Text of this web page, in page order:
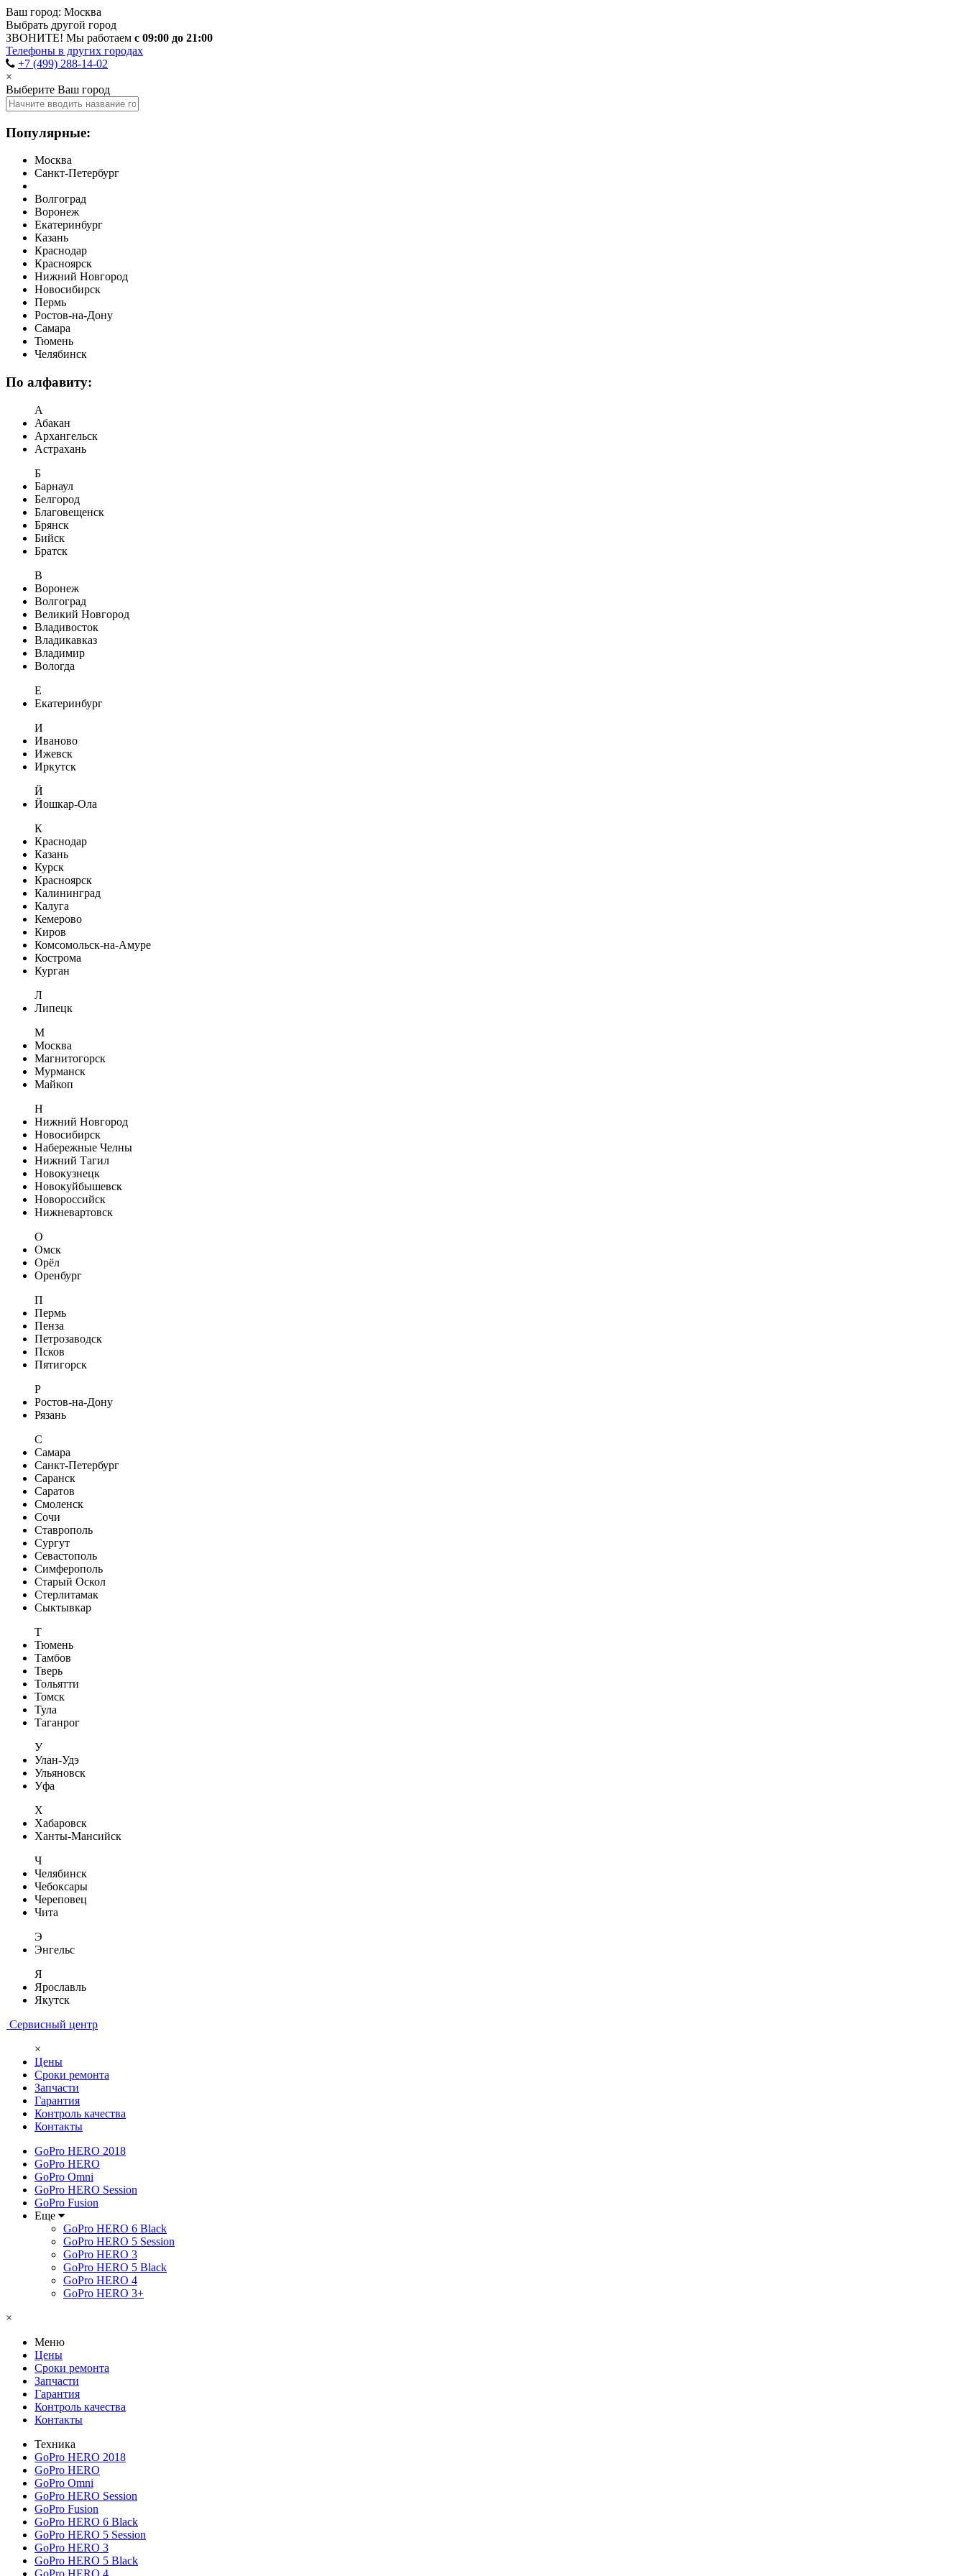
Ваш город: Москва
Выбрать другой город
ЗВОНИТЕ! Мы работаем с 09:00 до 21:00
Телефоны в других городах
+7 (499) 288-14-02
×
Выберите Ваш город
Популярные:
Москва
Санкт-Петербург
Волгоград
Воронеж
Екатеринбург
Казань
Краснодар
Красноярск
Нижний Новгород
Новосибирск
Пермь
Ростов-на-Дону
Самара
Тюмень
Челябинск
По алфавиту:
А
Абакан
Архангельск
Астрахань
Б
Барнаул
Белгород
Благовещенск
Брянск
Бийск
Братск
В
Воронеж
Волгоград
Великий Новгород
Владивосток
Владикавказ
Владимир
Вологда
Е
Екатеринбург
И
Иваново
Ижевск
Иркутск
Й
Йошкар-Ола
К
Краснодар
Казань
Курск
Красноярск
Калининград
Калуга
Кемерово
Киров
Комсомольск-на-Амуре
Кострома
Курган
Л
Липецк
М
Москва
Магнитогорск
Мурманск
Майкоп
Н
Нижний Новгород
Новосибирск
Набережные Челны
Нижний Тагил
Новокузнецк
Новокуйбышевск
Новороссийск
Нижневартовск
О
Омск
Орёл
Оренбург
П
Пермь
Пенза
Петрозаводск
Псков
Пятигорск
Р
Ростов-на-Дону
Рязань
С
Самара
Санкт-Петербург
Саранск
Саратов
Смоленск
Сочи
Ставрополь
Сургут
Севастополь
Симферополь
Старый Оскол
Стерлитамак
Сыктывкар
Т
Тюмень
Тамбов
Тверь
Тольятти
Томск
Тула
Таганрог
У
Улан-Удэ
Ульяновск
Уфа
Х
Хабаровск
Ханты-Мансийск
Ч
Челябинск
Чебоксары
Череповец
Чита
Э
Энгельс
Я
Ярославль
Якутск
Сервисный центр
×
Цены
Сроки ремонта
Запчасти
Гарантия
Контроль качества
Контакты
GoPro HERO 2018
GoPro HERO
GoPro Omni
GoPro HERO Session
GoPro Fusion
Еще
GoPro HERO 6 Black
GoPro HERO 5 Session
GoPro HERO 3
GoPro HERO 5 Black
GoPro HERO 4
GoPro HERO 3+
×
Меню
Цены
Сроки ремонта
Запчасти
Гарантия
Контроль качества
Контакты
Техника
GoPro HERO 2018
GoPro HERO
GoPro Omni
GoPro HERO Session
GoPro Fusion
GoPro HERO 6 Black
GoPro HERO 5 Session
GoPro HERO 3
GoPro HERO 5 Black
GoPro HERO 4